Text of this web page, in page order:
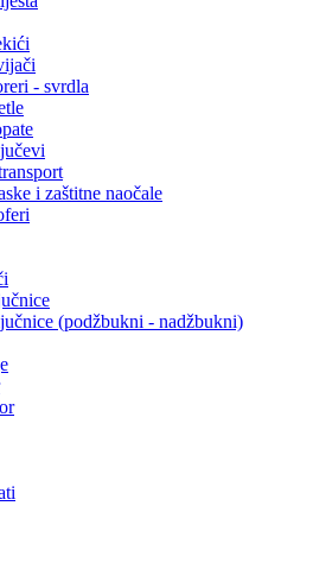
- svrdla
i zaštitne naočale
(podžbukni - nadžbukni)